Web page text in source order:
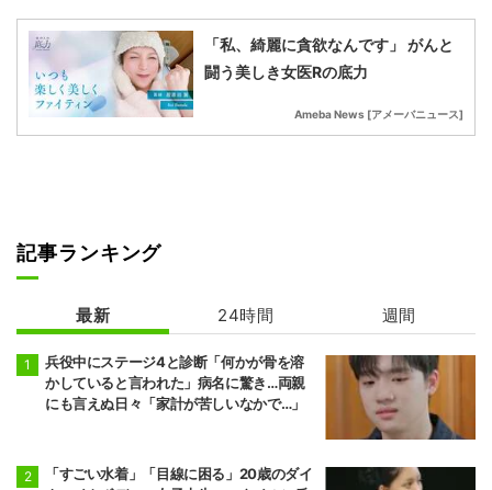
「私、綺麗に貪欲なんです」 がんと
闘う美しき女医Rの底力
Ameba News [アメーバニュース]
記事ランキング
最新 24時間 週間
兵役中にステージ4と診断「何かが骨を溶
かしていると言われた」病名に驚き…両親
にも言えぬ日々「家計が苦しいなかで…」
「すごい水着」「目線に困る」20歳のダイ